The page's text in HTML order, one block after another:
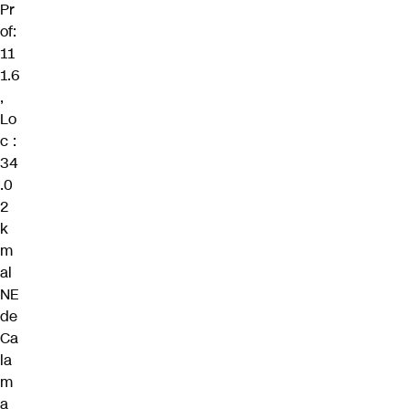
Pr
of:
11
1.6
,
Lo
c :
34
.0
2
k
m
al
NE
de
Ca
la
m
a